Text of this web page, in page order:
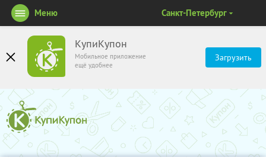
КупиКупон
Мобильное приложение
ещё удобнее
Загрузить
Меню Санкт-Петербург